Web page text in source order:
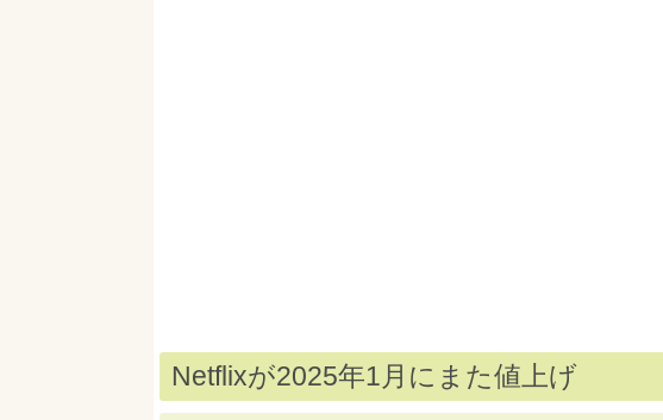
Netflixが2025年1月にまた値上げ